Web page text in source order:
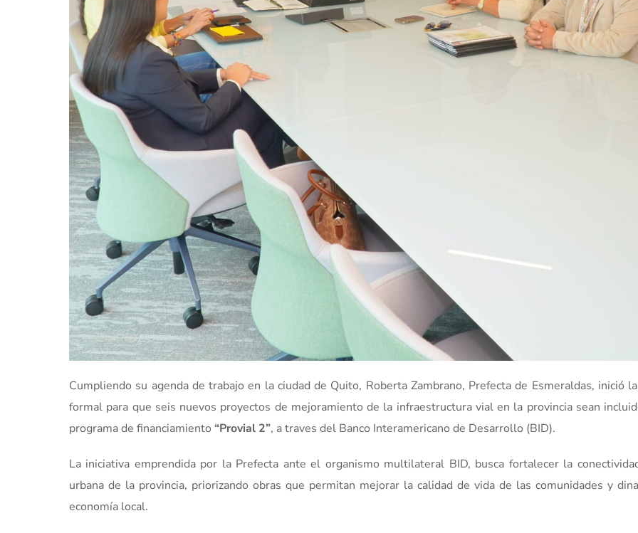
Cumpliendo su agenda de trabajo en la ciudad de Quito, Roberta Zambrano, Prefecta de Esmeraldas, inició
formal para que seis nuevos proyectos de mejoramiento de la infraestructura vial en la provincia sean
programa de financiamiento “Provial 2”, a traves del Banco Interamericano de Desarrollo (BID).
La iniciativa emprendida por la Prefecta ante el organismo multilateral BID, busca fortalecer la
urbana de la provincia, priorizando obras que permitan mejorar la calidad de vida de las comunidades y
economía local.